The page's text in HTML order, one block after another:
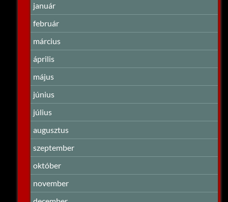
január
február
március
április
május
június
július
augusztus
szeptember
október
november